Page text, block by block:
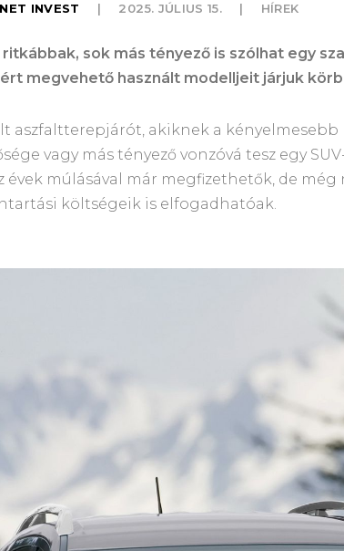
INVEST 2025. JÚLIUS 15. HÍREK
ritkábbak, sok más tényező is szólhat egy
megvehető használt modelljeit járjuk
aszfaltterepjárót, akiknek a kényelmesebb
vagy más tényező vonzóvá tesz egy
évek múlásával már megfizethetők, de
költségeik is elfogadhatóak.